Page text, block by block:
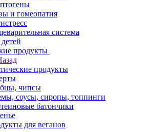
и гомеопатия
система
продукты
продукты
чипсы
соусы, сиропы, топпинги
батончики
для веганов